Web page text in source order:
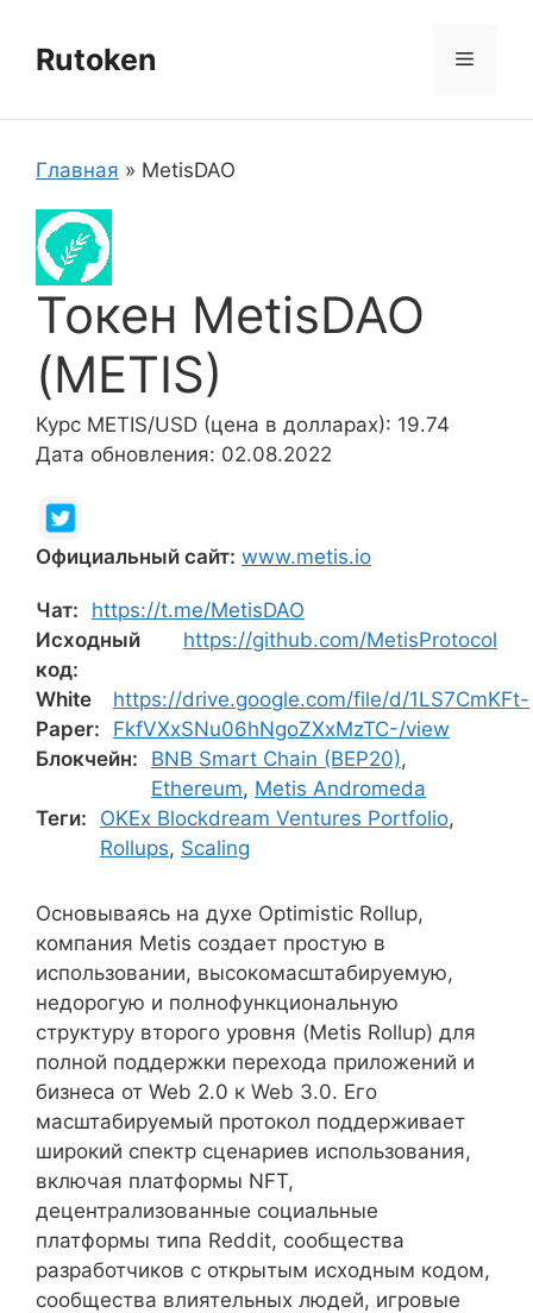
содержимому
Rutoken Меню
Главная » MetisDAO
Токен MetisDAO
(METIS)
Курс METIS/USD (цена в долларах): 19.74
Дата обновления: 02.08.2022
Официальный сайт: www.metis.io
Чат:
https://t.me/MetisDAO
Исходный
код:
https://github.com/MetisProtocol
White
Paper:
https://drive.google.com/file/d/1LS7CmKFt-
FkfVXxSNu06hNgoZXxMzTC-/view
Блокчейн:
BNB Smart Chain (BEP20),
Ethereum, Metis Andromeda
Теги:
OKEx Blockdream Ventures Portfolio,
Rollups, Scaling
Основываясь на духе Optimistic Rollup,
компания Metis создает простую в
использовании, высокомасштабируемую,
недорогую и полнофункциональную
структуру второго уровня (Metis Rollup) для
полной поддержки перехода приложений и
бизнеса от Web 2.0 к Web 3.0. Его
масштабируемый протокол поддерживает
широкий спектр сценариев использования,
включая платформы NFT,
децентрализованные социальные
платформы типа Reddit, сообщества
разработчиков с открытым исходным кодом,
сообщества влиятельных людей, игровые